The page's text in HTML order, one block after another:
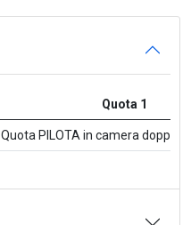
Quota 1
Quota PILOTA in camera doppia